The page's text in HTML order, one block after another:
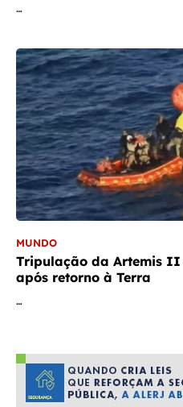
…
MUNDO
Tripulação da Artemis
após retorno à Terra
…